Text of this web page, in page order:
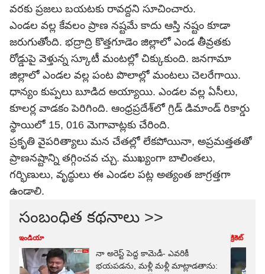
వరకు ప్రజలు బయటకు రావద్దని సూచించారు.
ఎండల వల్ల కేవలం ప్రాణ నష్టమే కాదు ఆస్తి నష్టం కూడా
జరుగుతోంది. భద్రాద్రి కొత్తగూడెం జిల్లాలో ఎండ తీవ్రతకు
రోడ్డుపై వెళ్తున్న స్కూటీ మంటల్లో చిక్కుకుంది. జనగామా
జిల్లాలో ఎండల వల్ల పంట పొలాల్లో మంటలు చెలరేగాయి.
ధాన్యం కుప్పలు బూడిద అయ్యాయి. ఎండల వల్ల ఏసీలు,
కూలర్ల వాడకం పెరిగింది. ఆంధ్రప్రదేశ్‌లో గ్రిడ్‌ డిమాండ్ రికార్డు
స్థాయిలో 15, 016 మెగావాట్లకు చేరింది.
ప్రకృతి వైపరిత్యాలు మన చేతల్లో లేకపోయినా, అప్రమత్తతతో
ప్రాణనష్టాన్ని తగ్గించవ చ్చు. ముఖ్యంగా బాలింతలు,
గర్భిణులు, వృద్ధులు ఈ ఎండల పట్ల అత్యంత జాగ్రత్తగా
ఉండాలి.
సంబంధిత కథనాలు >>
ఇండియా
నా అరెస్ట్ పెద్ద కామెడీ- ఎవరికీ
భయపడను, మళ్లీ మళ్లీ మాట్లాడతాను:
క్రికెట్